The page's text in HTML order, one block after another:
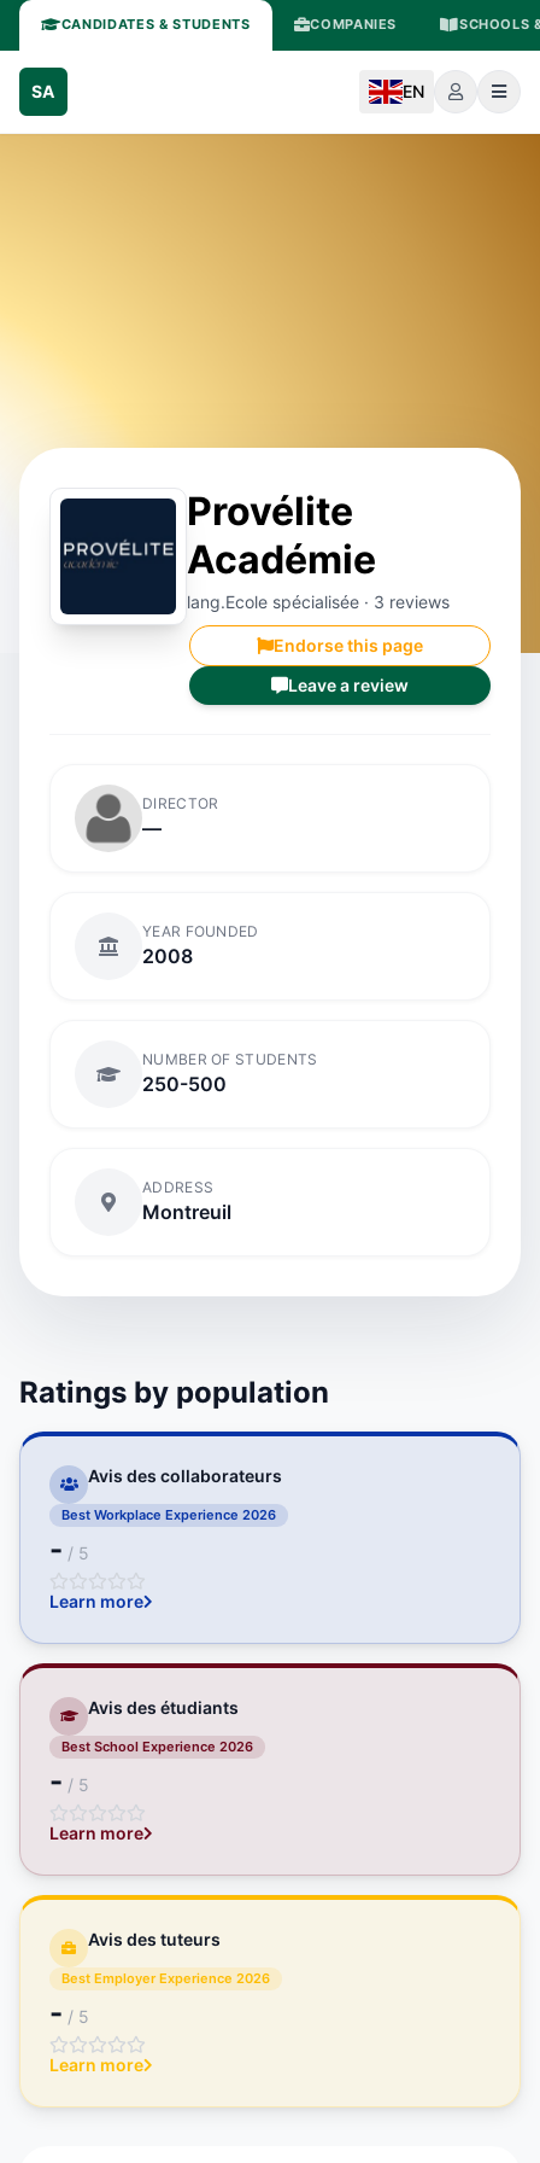
CANDIDATES & STUDENTS COMPANIES SCHOOLS
SA EN
Provélite
Académie
lang.Ecole spécialisée · 3 reviews
Endorse this page
Leave a review
DIRECTOR
—
YEAR FOUNDED
2008
NUMBER OF STUDENTS
250-500
ADDRESS
Montreuil
Ratings by population
Avis des collaborateurs
Best Workplace Experience 2026
- / 5
Learn more
Avis des étudiants
Best School Experience 2026
- / 5
Learn more
Avis des tuteurs
Best Employer Experience 2026
- / 5
Learn more